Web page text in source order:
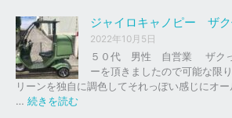
イ
ク
車
下
ャ
イ
ロ
ジャイロキャノピー ザ
2022年10月5日
５０代 男性 自営業 ザクっ
ーを頂きましたので可能な限
リーンを独自に調色してそれっぽい感じにオー
… 続きを読む